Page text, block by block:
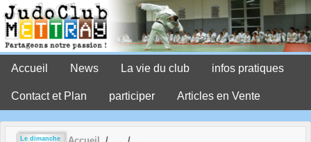
Accueil News La vie du club infos pratiques
Contact et Plan participer Articles en Vente
Le dimanche
Panneau de gestion des cookies